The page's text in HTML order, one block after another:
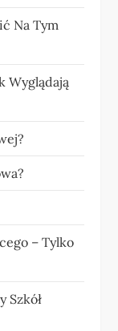
Na Tym
Wyglądają
– Tylko
Szkół